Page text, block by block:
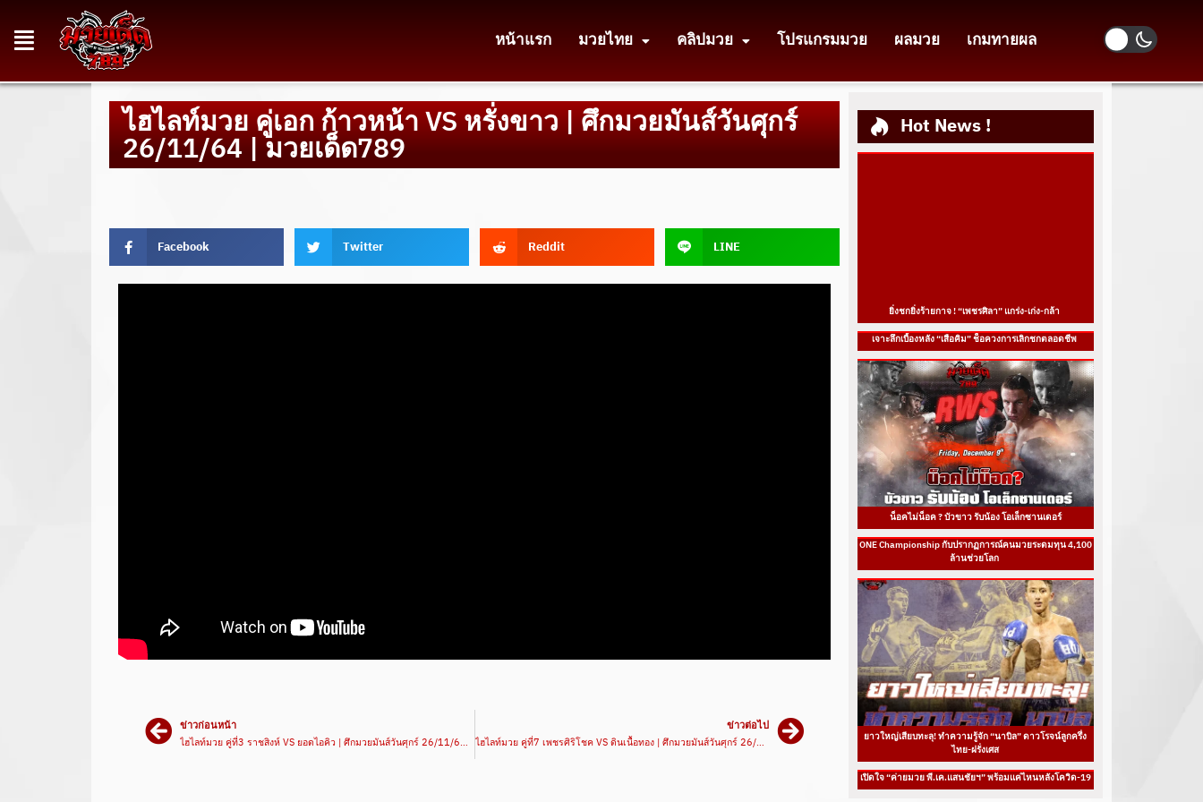
หน้าแรก มวยไทย คลิปมวย โปรแกรมมวย ผลมวย เกมทายผล
ไฮไลท์มวย คู่เอก ก้าวหน้า VS หรั่งขาว | ศึกมวยมันส์วันศุกร์
26/11/64 | มวยเด็ด789
Facebook Twitter Reddit LINE
ข่าวก่อนหน้า
ไฮไลท์มวย คู่ที่3 ราชสิงห์ VS ยอดไอคิว | ศึกมวยมันส์วันศุกร์ 26/11/64 | มวยเด็ด789
ข่าวต่อไป
ไฮไลท์มวย คู่ที่7 เพชรศิริโชค VS ดินเนื้อทอง | ศึกมวยมันส์วันศุกร์ 26/11/64 | มวยเด็ด789
Hot News !
ยิ่งชกยิ่งร้ายกาจ ! “เพชรศิลา” แกร่ง-เก่ง-กล้า
เจาะลึกเบื้องหลัง “เสือคิม” ช็อควงการเลิกชกตลอดชีพ
น็อคไม่น็อค ? บัวขาว รับน้อง โอเล็กซานเดอร์
ONE Championship กับปรากฏการณ์คนมวยระดมทุน 4,100
ล้านช่วยโลก
ยาวใหญ่เสียบทะลุ! ทำความรู้จัก “นาบิล” ดาวโรจน์ลูกครึ่ง
ไทย-ฝรั่งเศส
เปิดใจ “ค่ายมวย พี.เค.แสนชัยฯ” พร้อมแค่ไหนหลังโควิด-19